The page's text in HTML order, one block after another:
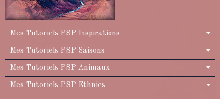
Mes Tutoriels PSP Inspirations
Mes Tutoriels PSP Saisons
Mes Tutoriels PSP Animaux
Mes Tutoriels PSP Ethnies